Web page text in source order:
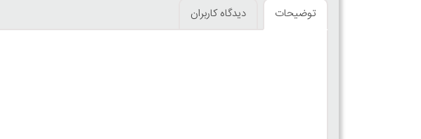
توضیحات دیدگاه کاربران